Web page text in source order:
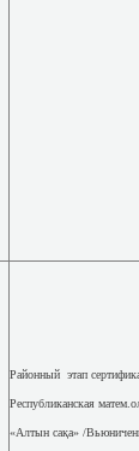
Районный этап
Республиканская
«Алтын сақа» /